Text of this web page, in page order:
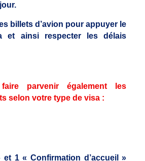
billets d’avion pour appuyer le
et ainsi respecter les délais
parvenir également les
selon votre type de visa :
1 « Confirmation d’accueil »